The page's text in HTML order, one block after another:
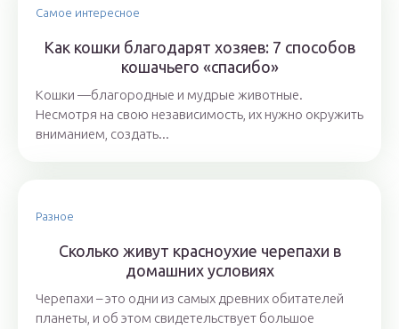
Самое интересное
Как кошки благодарят хозяев: 7 способов
кошачьего «спасибо»
Кошки —благородные и мудрые животные.
Несмотря на свою независимость, их нужно окружить
вниманием, создать...
Разное
Сколько живут красноухие черепахи в
домашних условиях
Черепахи – это одни из самых древних обитателей
планеты, и об этом свидетельствует большое